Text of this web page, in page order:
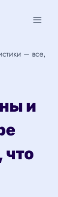
– все,
и
что